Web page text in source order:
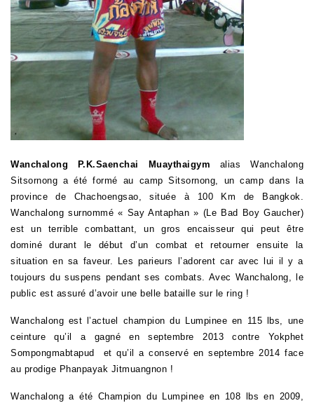
Wanchalong P.K.Saenchai Muaythaigym alias Wanchalong
Sitsornong a été formé au camp Sitsornong, un camp dans la
province de Chachoengsao, située à 100 Km de Bangkok.
Wanchalong surnommé « Say Antaphan » (Le Bad Boy Gaucher)
est un terrible combattant, un gros encaisseur qui peut être
dominé durant le début d’un combat et retourner ensuite la
situation en sa faveur. Les parieurs l’adorent car avec lui il y a
toujours du suspens pendant ses combats. Avec Wanchalong, le
public est assuré d’avoir une belle bataille sur le ring !
Wanchalong est l’actuel champion du Lumpinee en 115 lbs, une
ceinture qu’il a gagné en septembre 2013 contre Yokphet
Sompongmabtapud et qu’il a conservé en septembre 2014 face
au prodige Phanpayak Jitmuangnon !
Wanchalong a été Champion du Lumpinee en 108 lbs en 2009,